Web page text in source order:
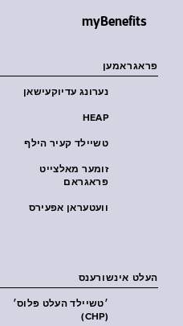
myBenefits
פראגראמען
נערונג עדיוקעישאן
HEAP
טשיילד קעיר הילף
זומער מאלצייט
פראגראם
וועטעראן אפעירס
העלט אינשורענס
׳טשיילד העלט פּלוס׳
(CHP)